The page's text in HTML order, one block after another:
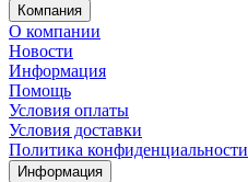
Компания
О компании
Новости
Информация
Помощь
Условия оплаты
Условия доставки
Политика конфиденциальности
Информация